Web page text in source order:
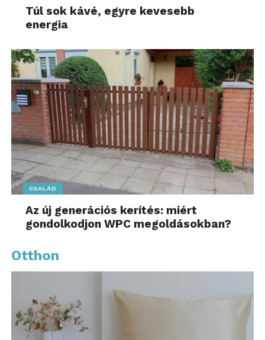
Túl sok kávé, egyre kevesebb
energia
CSALÁD
Az új generációs kerítés: miért
gondolkodjon WPC megoldásokban?
Otthon